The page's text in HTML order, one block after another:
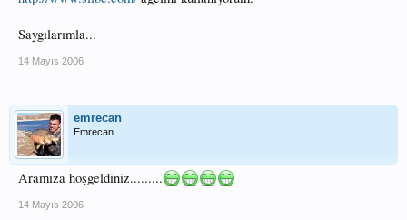
Saygılarımla...
14 Mayıs 2006
emrecan
Emrecan
Aramıza hoşgeldiniz.........
14 Mayıs 2006